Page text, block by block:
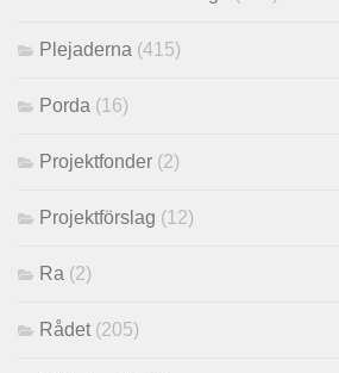
Plejaderna (415)
Porda (16)
Projektfonder (2)
Projektförslag (12)
Ra (2)
Rådet (205)